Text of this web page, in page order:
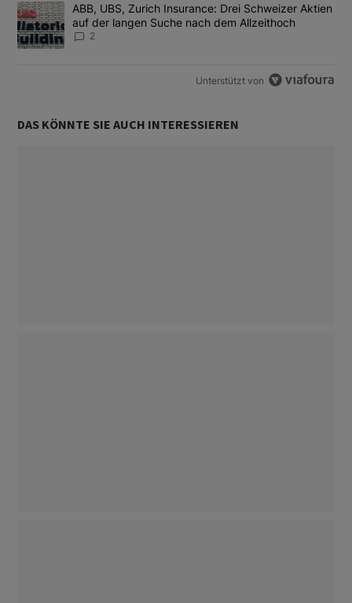
Ein Trendartikel mit dem Titel "ABB, UBS, Zurich Insurance:
ABB, UBS, Zurich Insurance: Drei Schweizer Aktien
auf der langen Suche nach dem Allzeithoch
2
Unterstützt von
DAS KÖNNTE SIE AUCH INTERESSIEREN